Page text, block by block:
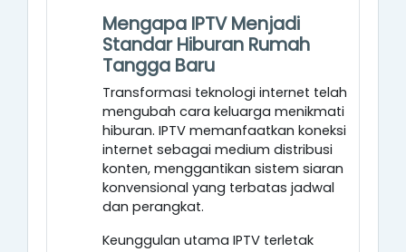
Mengapa IPTV Menjadi
Standar Hiburan Rumah
Tangga Baru
Transformasi teknologi internet telah
mengubah cara keluarga menikmati
hiburan. IPTV memanfaatkan koneksi
internet sebagai medium distribusi
konten, menggantikan sistem siaran
konvensional yang terbatas jadwal
dan perangkat.
Keunggulan utama IPTV terletak